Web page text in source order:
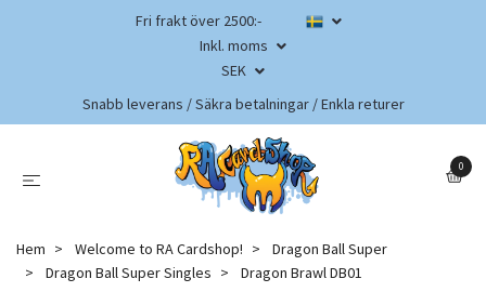
Fri frakt över 2500:-
Inkl. moms
SEK
Snabb leverans / Säkra betalningar / Enkla returer
0
Hem Welcome to RA Cardshop!
Dragon Ball Super
Dragon Ball Super Singles
Dragon Brawl DB01